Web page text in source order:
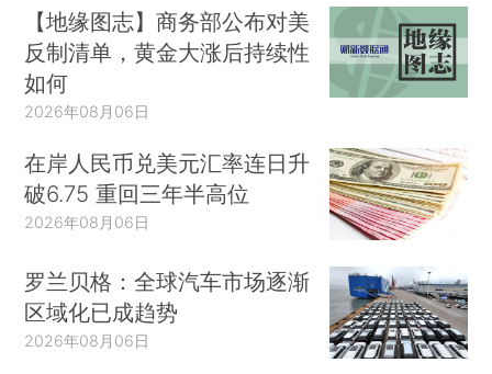
【地缘图志】商务部公布对美
反制清单，黄金大涨后持续性
如何
2026年08月06日
在岸人民币兑美元汇率连日升
破6.75 重回三年半高位
2026年08月06日
罗兰贝格：全球汽车市场逐渐
区域化已成趋势
2026年08月06日